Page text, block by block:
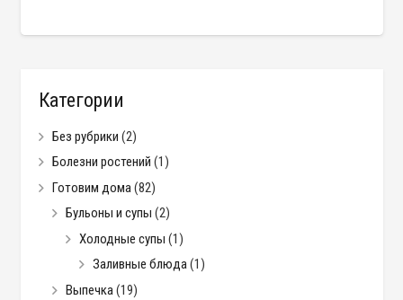
Категории
Без рубрики (2)
Болезни ростений (1)
Готовим дома (82)
Бульоны и супы (2)
Холодные супы (1)
Заливные блюда(1)
Выпечка (19)